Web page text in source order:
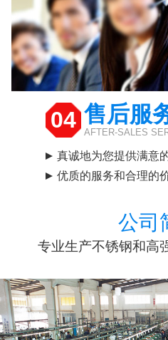
04 售后服
AFTER-SALES
真诚地为您提供满意
优质的服务和合理的
公司
专业生产不锈钢和高